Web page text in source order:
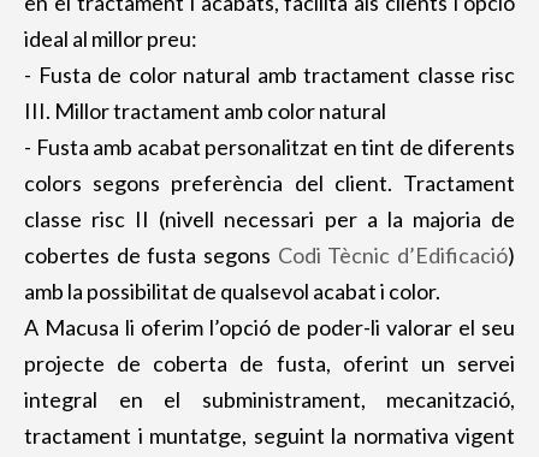
ideal al millor preu:
- Fusta de color natural amb tractament classe risc
III. Millor tractament amb color natural
- Fusta amb acabat personalitzat en tint de diferents
colors segons preferència del client. Tractament
classe risc II (nivell necessari per a la majoria de
cobertes de fusta segons Codi Tècnic d’Edificació)
amb la possibilitat de qualsevol acabat i color.
A Macusa li oferim l’opció de poder-li valorar el seu
projecte de coberta de fusta, oferint un servei
integral en el subministrament, mecanització,
tractament i muntatge, seguint la normativa vigent